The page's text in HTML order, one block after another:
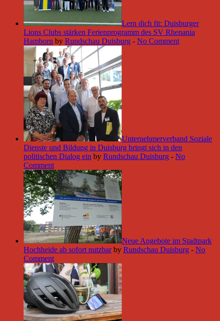
Lern dich fit: Duisburger
Lions Clubs stärken Ferienprogramm des SV Rhenania
Hamborn by Rundschau Duisburg - No Comment
Unternehmerverband Soziale
Dienste und Bildung in Duisburg bringt sich in den
politischen Dialog ein by Rundschau Duisburg - No
Comment
Neue Angebote im Stadtpark
Hochheide ab sofort nutzbar by Rundschau Duisburg - No
Comment